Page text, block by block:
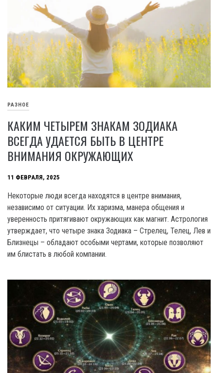
РАЗНОЕ
КАКИМ ЧЕТЫРЕМ ЗНАКАМ ЗОДИАКА
ВСЕГДА УДАЕТСЯ БЫТЬ В ЦЕНТРЕ
ВНИМАНИЯ ОКРУЖАЮЩИХ
11 ФЕВРАЛЯ, 2025
Некоторые люди всегда находятся в центре внимания,
независимо от ситуации. Их харизма, манера общения и
уверенность притягивают окружающих как магнит. Астрология
утверждает, что четыре знака Зодиака – Стрелец, Телец, Лев и
Близнецы – обладают особыми чертами, которые позволяют
им блистать в любой компании.